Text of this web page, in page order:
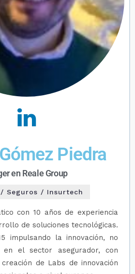
Piedra
en Reale Group
Seguros / Insurtech
con 10 años de experiencia
de soluciones tecnológicas.
impulsando la innovación, no
en el sector asegurador, con
de Labs de innovación